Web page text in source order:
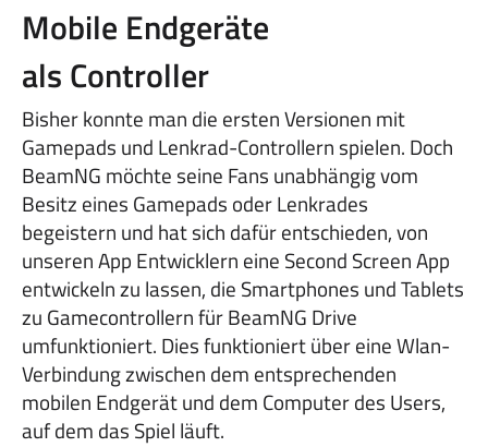
Mobile Endgeräte
als Controller
Bisher konnte man die ersten Versionen mit
Gamepads und Lenkrad-Controllern spielen. Doch
BeamNG möchte seine Fans unabhängig vom
Besitz eines Gamepads oder Lenkrades
begeistern und hat sich dafür entschieden, von
unseren App Entwicklern eine Second Screen App
entwickeln zu lassen, die Smartphones und Tablets
zu Gamecontrollern für BeamNG Drive
umfunktioniert. Dies funktioniert über eine Wlan-
Verbindung zwischen dem entsprechenden
mobilen Endgerät und dem Computer des Users,
auf dem das Spiel läuft.